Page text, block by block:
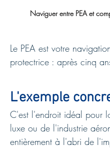
Naviguer entre PEA et
Le PEA est votre
protectrice : après cinq
L'exemple
C'est l'endroit idéal pour
luxe ou de l'industrie
entièrement à l'abri de